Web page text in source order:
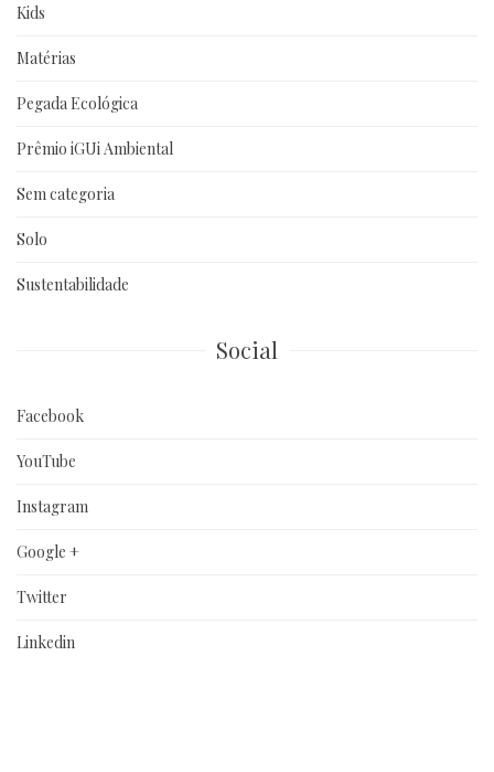
Kids
Matérias
Pegada Ecológica
Prêmio iGUi Ambiental
Sem categoria
Solo
Sustentabilidade
Social
Facebook
YouTube
Instagram
Google +
Twitter
Linkedin